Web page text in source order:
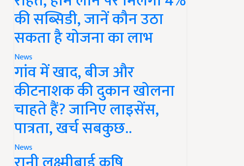
की सब्सिडी, जानें कौन उठा
सकता है योजना का लाभ
News
गांव में खाद, बीज और
कीटनाशक की दुकान खोलना
चाहते हैं? जानिए लाइसेंस,
पात्रता, खर्च सबकुछ..
News